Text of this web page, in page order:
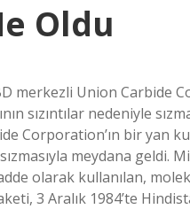
Oldu
merkezli Union Carbide
sızıntılar nedeniyle
Corporation’ın bir yan
meydana geldi.
olarak kullanılan,
3 Aralık 1984’te